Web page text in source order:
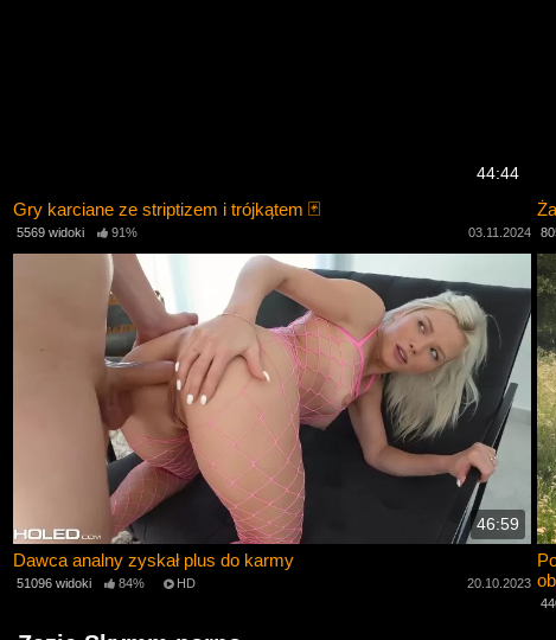
44:44
Gry karciane ze striptizem i trójkątem 🃏
5569 widoki 91% 03.11.2024
46:59
Dawca analny zyskał plus do karmy
51096 widoki 84% HD 20.10.2023